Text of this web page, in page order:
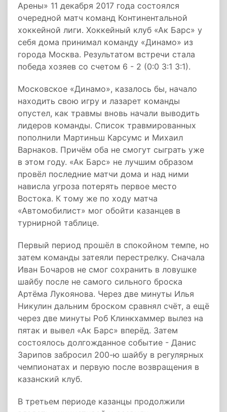
Арены» 11 декабря 2017 года состоялся
очередной матч команд Континентальной
хоккейной лиги. Хоккейный клуб «Ак Барс» у
себя дома принимал команду «Динамо» из
города Москва. Результатом встречи стала
победа хозяев со счетом 6 - 2 (0:0 3:1 3:1).
Московское «Динамо», казалось бы, начало
находить свою игру и лазарет команды
опустел, как травмы вновь начали выводить
лидеров команды. Список травмированных
пополнили Мартиньш Карсумс и Михаил
Варнаков. Причём оба не смогут сыграть уже
в этом году. «Ак Барс» не лучшим образом
провёл последние матчи дома и над ними
нависла угроза потерять первое место
Востока. К тому же по ходу матча
«Автомобилист» мог обойти казанцев в
турнирной таблице.
Первый период прошёл в спокойном темпе, но
затем команды затеяли перестрелку. Сначала
Иван Бочаров не смог сохранить в ловушке
шайбу после не самого сильного броска
Артёма Лукоянова. Через две минуты Илья
Никулин дальним броском сравнял счёт, а ещё
через две минуты Роб Клинкхаммер вылез на
пятак и вывел «Ак Барс» вперёд. Затем
состоялось долгожданное событие - Данис
Зарипов забросил 200-ю шайбу в регулярных
чемпионатах и первую после возвращения в
казанский клуб.
В третьем периоде казанцы продолжили